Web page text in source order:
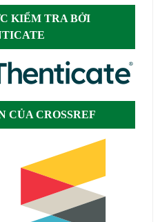
KIỂM TRA BỞI
CỦA CROSSREF